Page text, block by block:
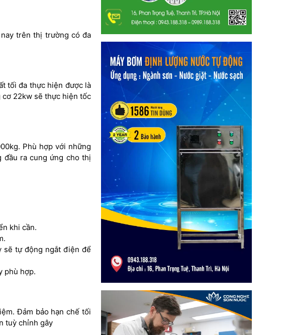
trên thị trường có đa
tối đa thực hiện được là
cơ 22kw sẽ thực hiện tốc
Phù hợp với những
đầu ra cung ứng cho thị
khi cần.
sẽ tự động ngắt điện để
phù hợp.
Đảm bảo hạn chế tối
tuỳ chỉnh gây